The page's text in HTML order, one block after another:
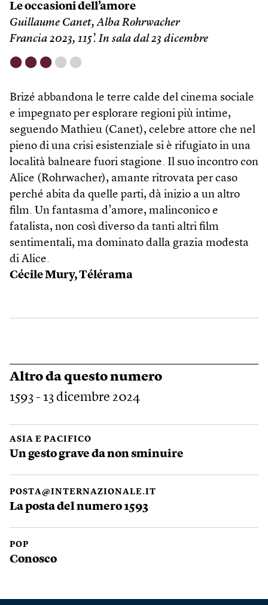
Le occasioni dell’amore
Guillaume Canet, Alba Rohrwacher
Francia 2023, 115’. In sala dal 23 dicembre
⬤ ⬤ ⬤ ⬤ ⬤
Brizé abbandona le terre calde del cinema sociale
e impegnato per esplorare regioni più intime,
seguendo Mathieu (Canet), celebre attore che nel
pieno di una crisi esistenziale si è rifugiato in una
località balneare fuori stagione. Il suo incontro con
Alice (Rohrwacher), amante ritrovata per caso
perché abita da quelle parti, dà inizio a un altro
film. Un fantasma d’amore, malinconico e
fatalista, non così diverso da tanti altri film
sentimentali, ma dominato dalla grazia modesta
di Alice.
Cécile Mury, Télérama
Altro da questo numero
1593 - 13 dicembre 2024
ASIA E PACIFICO
Un gesto grave da non sminuire
POSTA@INTERNAZIONALE.IT
La posta del numero 1593
POP
Conosco